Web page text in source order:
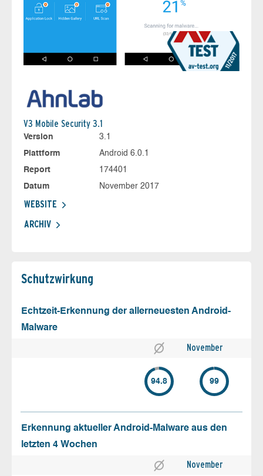
V3 Mobile Security 3.1
Version
3.1
Plattform
Android 6.0.1
Report
174401
Datum
November 2017
WEBSITE
ARCHIV
Schutz­wirkung
Echtzeit-Erkennung der allerneuesten Android-
Malware
November
94.8 99
Erkennung aktueller Android-Malware aus den
letzten 4 Wochen
November